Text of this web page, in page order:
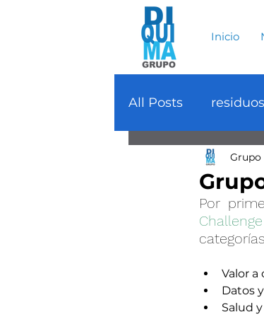
Inicio
All Posts residuos
Economia
Protección
Patrimonio
Por
Valor
Datos
Salud